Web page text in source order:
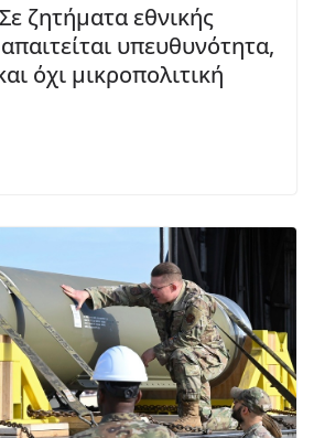
ζητήματα εθνικής
υπευθυνότητα,
όχι μικροπολιτική